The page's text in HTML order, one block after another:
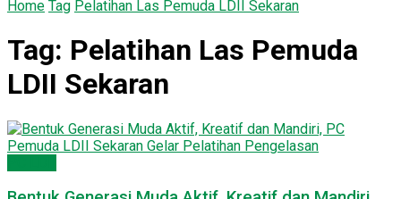
Home Tag Pelatihan Las Pemuda LDII Sekaran
Tag: Pelatihan Las Pemuda
LDII Sekaran